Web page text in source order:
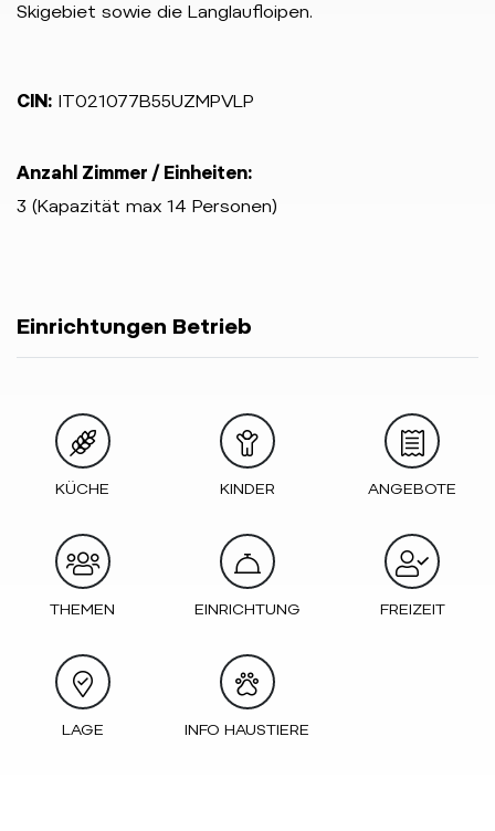
Skigebiet sowie die Langlaufloipen.
CIN: IT021077B55UZMPVLP
Anzahl Zimmer / Einheiten:
3 (Kapazität max 14 Personen)
Einrichtungen Betrieb
KÜCHE KINDER ANGEBOTE
THEMEN EINRICHTUNG FREIZEIT
LAGE INFO HAUSTIERE